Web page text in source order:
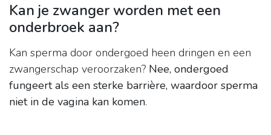
Kan je zwanger worden met een
onderbroek aan?
Kan sperma door ondergoed heen dringen en een
zwangerschap veroorzaken? Nee, ondergoed
fungeert als een sterke barrière, waardoor sperma
niet in de vagina kan komen.